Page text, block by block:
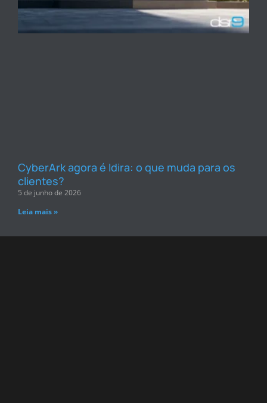
CyberArk agora é Idira: o que muda para os
clientes?
5 de junho de 2026
Leia mais »